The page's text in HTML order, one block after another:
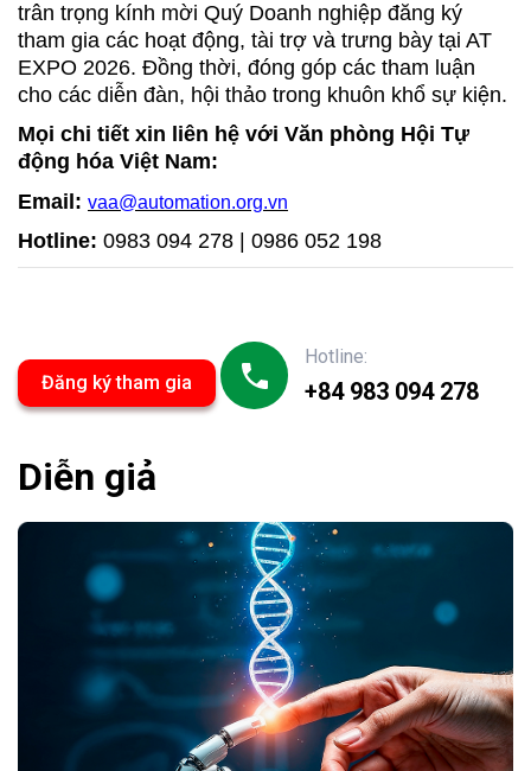
trân trọng kính mời Quý Doanh nghiệp đăng ký
tham gia các hoạt động, tài trợ và trưng bày tại AT
EXPO 2026. Đồng thời, đóng góp các tham luận
cho các diễn đàn, hội thảo trong khuôn khổ sự kiện.
Mọi chi tiết xin liên hệ với Văn phòng Hội Tự
động hóa Việt Nam:
Email: vaa@automation.org.vn
Hotline: 0983 094 278 | 0986 052 198
Đăng ký tham gia
Hotline:
+84 983 094 278
Diễn giả